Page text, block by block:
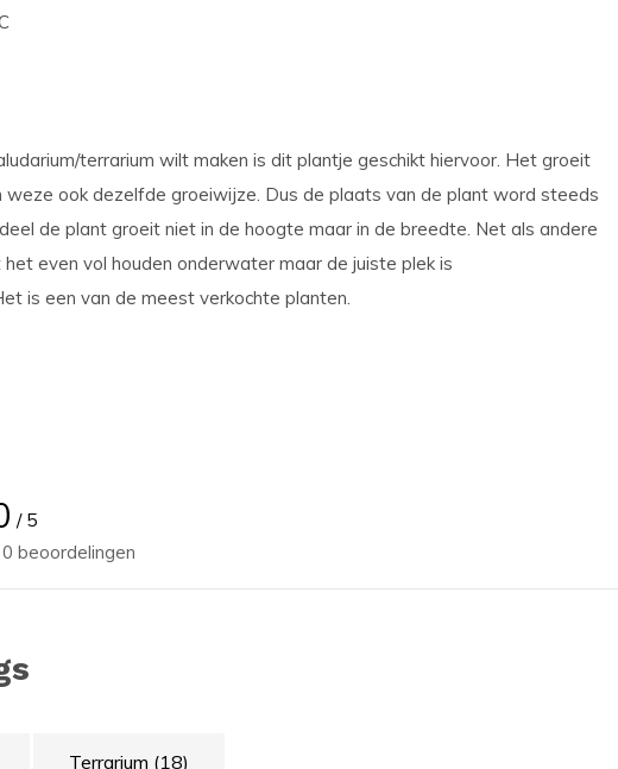
terrarium wilt maken is dit plantje geschikt hiervoor. Het groeit
weze ook dezelfde groeiwijze. Dus de plaats van de plant word steeds
de plant groeit niet in de hoogte maar in de breedte. Net als andere
even vol houden onderwater maar de juiste plek is
is een van de meest verkochte planten.
/ 5
beoordelingen
Terrarium (18)